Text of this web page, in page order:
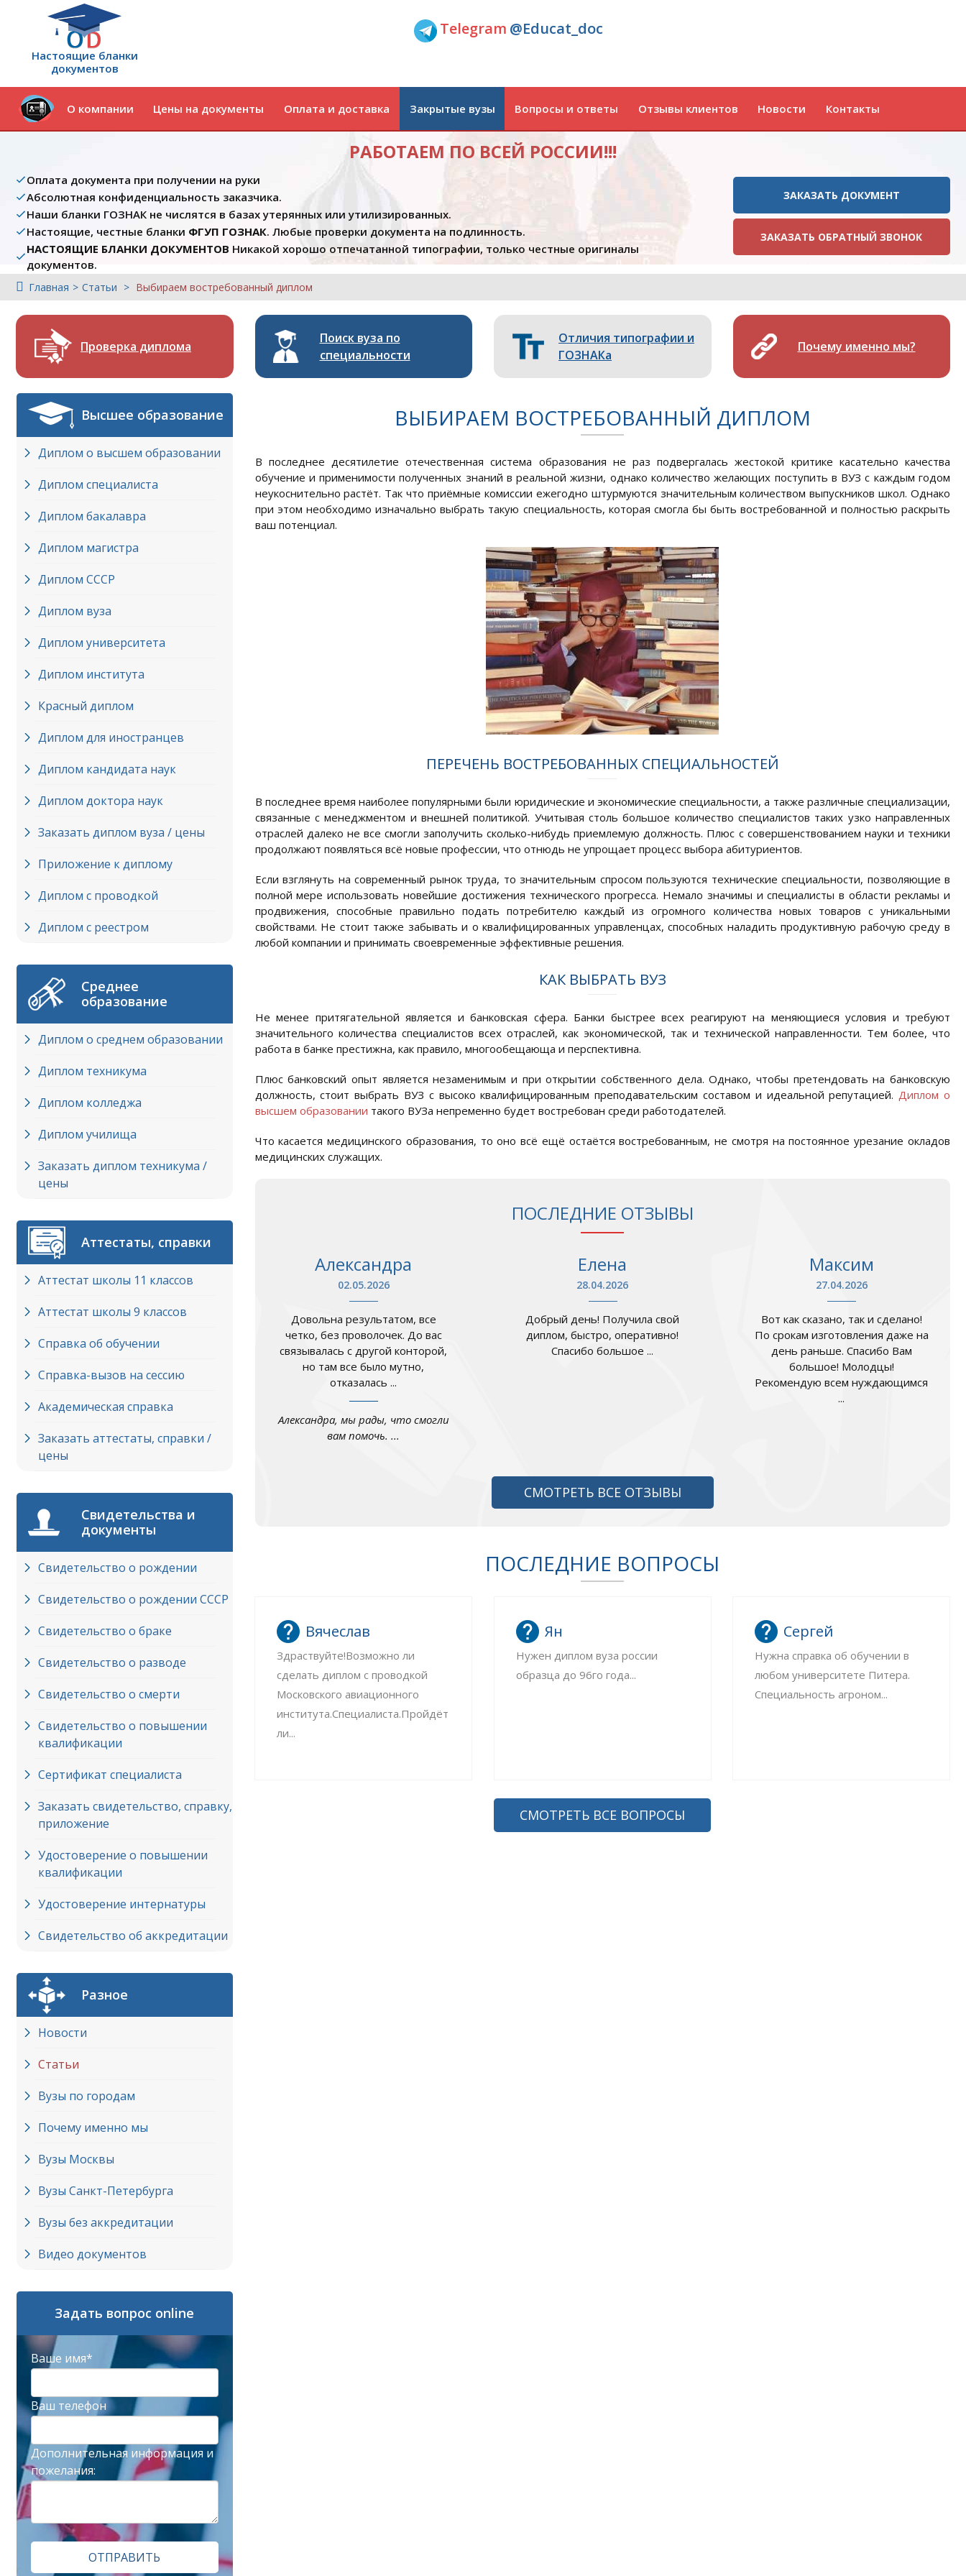
Настоящие бланки
документов
Telegram @Educat_doc
О компании Цены на документы Оплата и доставка Закрытые вузы Вопросы и ответы Отзывы клиентов Новости Контакты
РАБОТАЕМ ПО ВСЕЙ РОССИИ!!!
Оплата документа при получении на руки
Абсолютная конфиденциальность заказчика.
Наши бланки ГОЗНАК не числятся в базах утерянных или утилизированных.
Настоящие, честные бланки ФГУП ГОЗНАК. Любые проверки документа на подлинность.
НАСТОЯЩИЕ БЛАНКИ ДОКУМЕНТОВ Никакой хорошо отпечатанной типографии, только честные оригиналы
документов.
ЗАКАЗАТЬ ДОКУМЕНТ
ЗАКАЗАТЬ ОБРАТНЫЙ ЗВОНОК
Главная Статьи Выбираем востребованный диплом
Проверка диплома
Поиск вуза по
специальности
Отличия типографии и
ГОЗНАКа
Почему именно мы?
Высшее образование
Диплом о высшем образовании
Диплом специалиста
Диплом бакалавра
Диплом магистра
Диплом СССР
Диплом вуза
Диплом университета
Диплом института
Красный диплом
Диплом для иностранцев
Диплом кандидата наук
Диплом доктора наук
Заказать диплом вуза / цены
Приложение к диплому
Диплом с проводкой
Диплом с реестром
Среднее
образование
Диплом о среднем образовании
Диплом техникума
Диплом колледжа
Диплом училища
Заказать диплом техникума /
цены
Аттестаты, справки
Аттестат школы 11 классов
Аттестат школы 9 классов
Справка об обучении
Справка-вызов на сессию
Академическая справка
Заказать аттестаты, справки /
цены
Свидетельства и
документы
Свидетельство о рождении
Свидетельство о рождении СССР
Свидетельство о браке
Свидетельство о разводе
Свидетельство о смерти
Свидетельство о повышении
квалификации
Сертификат специалиста
Заказать свидетельство, справку,
приложение
Удостоверение о повышении
квалификации
Удостоверение интернатуры
Свидетельство об аккредитации
Разное
Новости
Статьи
Вузы по городам
Почему именно мы
Вузы Москвы
Вузы Cанкт-Петербурга
Вузы без аккредитации
Видео документов
Задать вопрос online
Ваше имя*
Ваш телефон
Дополнительная информация и
пожелания:
ОТПРАВИТЬ
ВЫБИРАЕМ ВОСТРЕБОВАННЫЙ ДИПЛОМ
В последнее десятилетие отечественная система образования не раз подвергалась жестокой критике касательно качества
обучение и применимости полученных знаний в реальной жизни, однако количество желающих поступить в ВУЗ с каждым годом
неукоснительно растёт. Так что приёмные комиссии ежегодно штурмуются значительным количеством выпускников школ. Однако
при этом необходимо изначально выбрать такую специальность, которая смогла бы быть востребованной и полностью раскрыть
ваш потенциал.
ПЕРЕЧЕНЬ ВОСТРЕБОВАННЫХ СПЕЦИАЛЬНОСТЕЙ
В последнее время наиболее популярными были юридические и экономические специальности, а также различные специализации,
связанные с менеджментом и внешней политикой. Учитывая столь большое количество специалистов таких узко направленных
отраслей далеко не все смогли заполучить сколько-нибудь приемлемую должность. Плюс с совершенствованием науки и техники
продолжают появляться всё новые профессии, что отнюдь не упрощает процесс выбора абитуриентов.
Если взглянуть на современный рынок труда, то значительным спросом пользуются технические специальности, позволяющие в
полной мере использовать новейшие достижения технического прогресса. Немало значимы и специалисты в области рекламы и
продвижения, способные правильно подать потребителю каждый из огромного количества новых товаров с уникальными
свойствами. Не стоит также забывать и о квалифицированных управленцах, способных наладить продуктивную рабочую среду в
любой компании и принимать своевременные эффективные решения.
КАК ВЫБРАТЬ ВУЗ
Не менее притягательной является и банковская сфера. Банки быстрее всех реагируют на меняющиеся условия и требуют
значительного количества специалистов всех отраслей, как экономической, так и технической направленности. Тем более, что
работа в банке престижна, как правило, многообещающа и перспективна.
Плюс банковский опыт является незаменимым и при открытии собственного дела. Однако, чтобы претендовать на банковскую
должность, стоит выбрать ВУЗ с высоко квалифицированным преподавательским составом и идеальной репутацией.Диплом о
высшем образовании такого ВУЗа непременно будет востребован среди работодателей.
Что касается медицинского образования, то оно всё ещё остаётся востребованным, не смотря на постоянное урезание окладов
медицинских служащих.
ПОСЛЕДНИЕ ОТЗЫВЫ
Александра
02.05.2026
Довольна результатом, все
четко, без проволочек. До вас
связывалась с другой конторой,
но там все было мутно,
отказалась ...
Александра, мы рады, что смогли
вам помочь. ...
Елена
28.04.2026
Добрый день! Получила свой
диплом, быстро, оперативно!
Спасибо большое ...
Максим
27.04.2026
Вот как сказано, так и сделано!
По срокам изготовления даже на
день раньше. Спасибо Вам
большое! Молодцы!
Рекомендую всем нуждающимся
...
СМОТРЕТЬ ВСЕ ОТЗЫВЫ
ПОСЛЕДНИЕ ВОПРОСЫ
Вячеслав
Здраствуйте!Возможно ли
сделать диплом с проводкой
Московского авиационного
института.Специалиста.Пройдёт
ли...
Ян
Нужен диплом вуза россии
образца до 96го года...
Сергей
Нужна справка об обучении в
любом университете Питера.
Специальность агроном...
СМОТРЕТЬ ВСЕ ВОПРОСЫ